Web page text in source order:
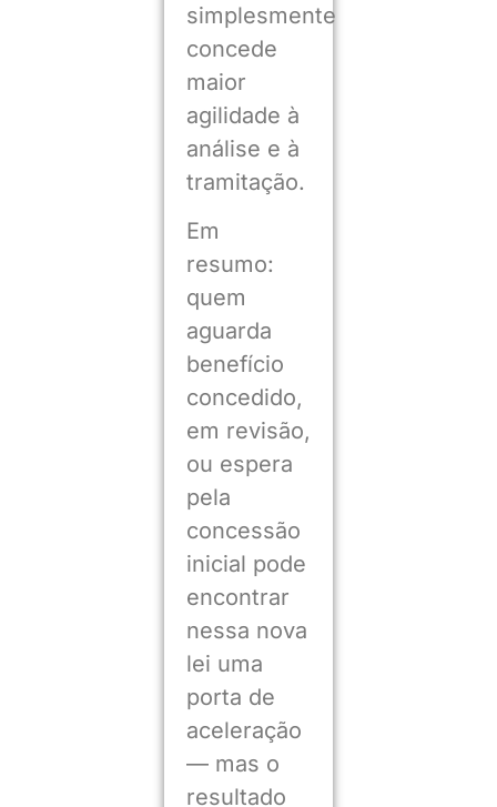
simplesmente
concede
maior
agilidade à
análise e à
tramitação.
Em
resumo:
quem
aguarda
benefício
concedido,
em revisão,
ou espera
pela
concessão
inicial pode
encontrar
nessa nova
lei uma
porta de
aceleração
— mas o
resultado